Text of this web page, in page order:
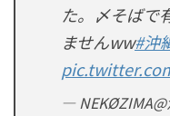
た。〆そばで
ませんww#沖
—